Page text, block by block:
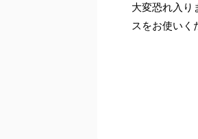
大変恐れ入り
スをお使いく